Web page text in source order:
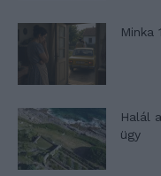
Minka
Halál
ügy